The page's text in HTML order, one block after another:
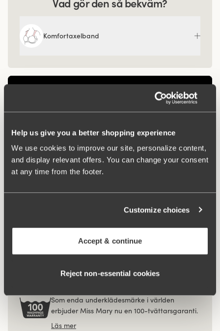
Help us give you a better shopping experience
We use cookies to improve our site, personalize content,
and display relevant offers. You can change your consent
at any time from the footer.
Customize choices
Accept & continue
Reject non‑essential cookies
Vad gör den så bekväm?
Komfortaxelband
4 för 3
Cool Sensation trosa
Som enda underklädesmärke i världen
erbjuder Miss Mary nu en 100-tvättarsgaranti.
Läs mer